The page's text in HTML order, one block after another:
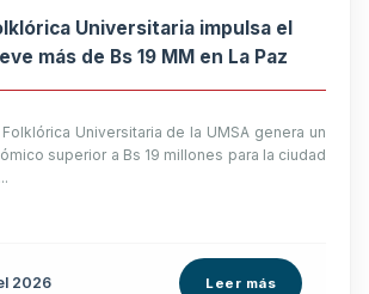
Universitaria impulsa el
más de Bs 19 MM en La Paz
Folklórica Universitaria de la UMSA genera un
superior a Bs 19 millones para la ciudad
2026 Leer más